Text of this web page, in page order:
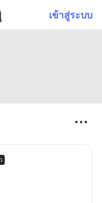
เข้าสู่ระบบ